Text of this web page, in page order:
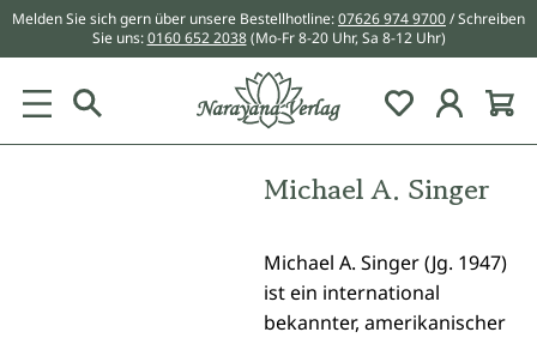
springen
Melden Sie sich gern über unsere Bestellhotline:07626 974 9700/ Schreiben
Sie uns:0160 652 2038 (Mo-Fr 8-20 Uhr, Sa 8-12 Uhr)
Du hast 0
Michael A. Singer
Michael A. Singer (Jg. 1947)
ist ein international
bekannter, amerikanischer